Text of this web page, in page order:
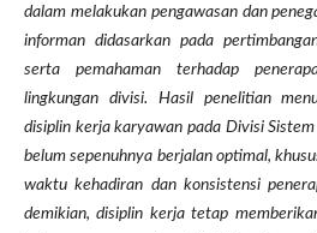
dalam melakukan pengawasan dan
informan didasarkan pada
serta pemahaman terhadap
lingkungan divisi. Hasil penelitian
disiplin kerja karyawan pada Divisi
belum sepenuhnya berjalan optimal,
waktu kehadiran dan konsistensi
demikian, disiplin kerja tetap